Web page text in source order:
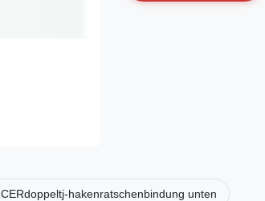
CERdoppeltj-hakenratschenbindung unten